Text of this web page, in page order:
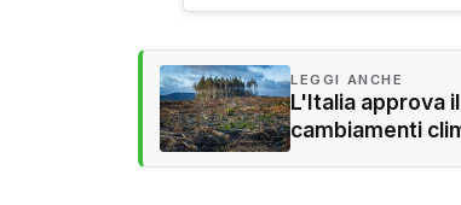
LEGGI ANCHE
L'Italia approva
cambiamenti